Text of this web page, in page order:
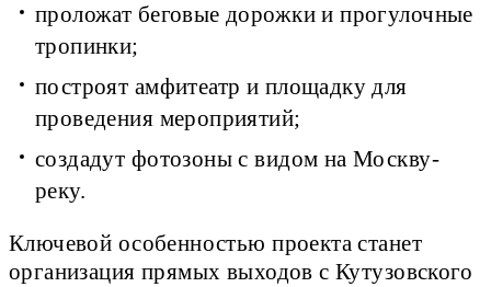
проложат беговые дорожки и прогулочные
тропинки;
построят амфитеатр и площадку для
проведения мероприятий;
создадут фотозоны с видом на Москву-
реку.
Ключевой особенностью проекта станет
организация прямых выходов с Кутузовского